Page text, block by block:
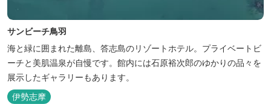
サンビーチ鳥羽
海と緑に囲まれた離島、答志島のリゾートホテル。プライベートビ
ーチと美肌温泉が自慢です。館内には石原裕次郎のゆかりの品々を
展示したギャラリーもあります。
伊勢志摩